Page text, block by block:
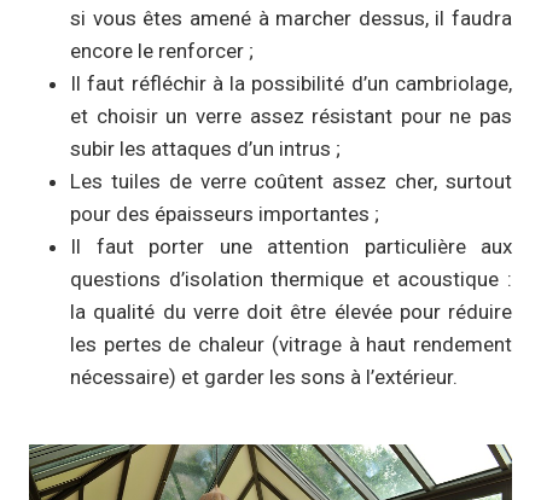
si vous êtes amené à marcher dessus, il faudra
encore le renforcer ;
Il faut réfléchir à la possibilité d’un cambriolage,
et choisir un verre assez résistant pour ne pas
subir les attaques d’un intrus ;
Les tuiles de verre coûtent assez cher, surtout
pour des épaisseurs importantes ;
Il faut porter une attention particulière aux
questions d’isolation thermique et acoustique :
la qualité du verre doit être élevée pour réduire
les pertes de chaleur (vitrage à haut rendement
nécessaire) et garder les sons à l’extérieur.